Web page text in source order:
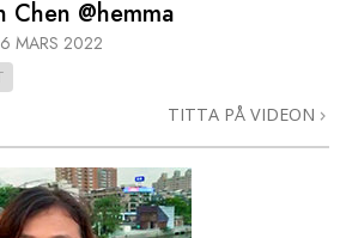
Chen @hemma
MARS 2022
TITTA PÅ VIDEON